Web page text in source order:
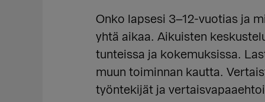
Onko lapsesi 3–12-vuotias ja
yhtä aikaa. Aikuisten
tunteissa ja kokemuksissa.
muun toiminnan kautta.
työntekijät ja